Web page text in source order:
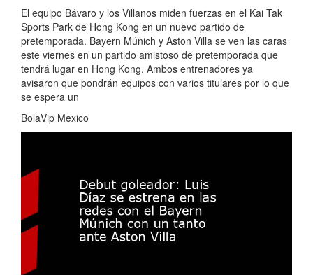
El equipo Bávaro y los Villanos miden fuerzas en el Kai Tak
Sports Park de Hong Kong en un nuevo partido de
pretemporada. Bayern Múnich y Aston Villa se ven las caras
este viernes en un partido amistoso de pretemporada que
tendrá lugar en Hong Kong. Ambos entrenadores ya
avisaron que pondrán equipos con varios titulares por lo que
se espera un
BolaVip Mexico